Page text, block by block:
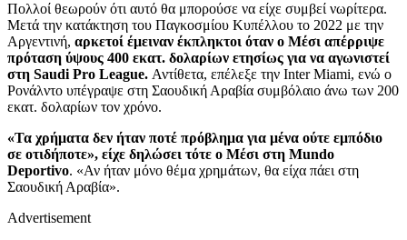
Πολλοί θεωρούν ότι αυτό θα μπορούσε να είχε συμβεί νωρίτερα.
Μετά την κατάκτηση του Παγκοσμίου Κυπέλλου το 2022 με την
Αργεντινή, αρκετοί έμειναν έκπληκτοι όταν ο Μέσι απέρριψε
πρόταση ύψους 400 εκατ. δολαρίων ετησίως για να αγωνιστεί
στη Saudi Pro League. Αντίθετα, επέλεξε την Inter Miami, ενώ ο
Ρονάλντο υπέγραψε στη Σαουδική Αραβία συμβόλαιο άνω των 200
εκατ. δολαρίων τον χρόνο.
«Τα χρήματα δεν ήταν ποτέ πρόβλημα για μένα ούτε εμπόδιο
σε οτιδήποτε», είχε δηλώσει τότε ο Μέσι στη Mundo
Deportivo. «Αν ήταν μόνο θέμα χρημάτων, θα είχα πάει στη
Σαουδική Αραβία».
Advertisement